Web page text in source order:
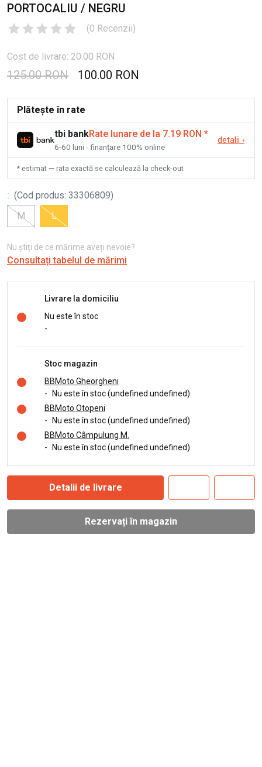
PORTOCALIU / NEGRU
(0 Recenzii)
Cost de livrare: 20.00 RON
125.00 RON 100.00 RON
Plătește în rate
tbi bankRate lunare de la 7.19 RON *
6-60 luni · finanțare 100% online
detalii ›
* estimat — rata exactă se calculează la check-out
: (Cod produs: 33306809)
M
L
Nu știți de ce mărime aveți nevoie?
Consultați tabelul de mărimi
Livrare la domiciliu
Nu este în stoc
-
Stoc magazin
BBMoto Gheorgheni
-
Nu este în stoc (undefined undefined)
BBMoto Otopeni
-
Nu este în stoc (undefined undefined)
BBMoto Câmpulung M.
-
Nu este în stoc (undefined undefined)
Detalii de livrare
Rezervați în magazin